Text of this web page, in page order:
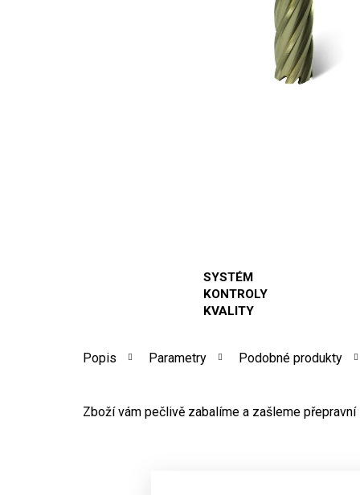
SYSTÉM
KONTROLY
KVALITY
Popis Parametry Podobné produkty
Zboží vám pečlivě zabalíme a zašleme přepravní